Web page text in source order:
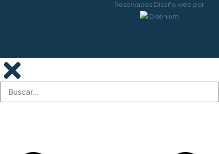
Reservados Diseño web por
Disenium